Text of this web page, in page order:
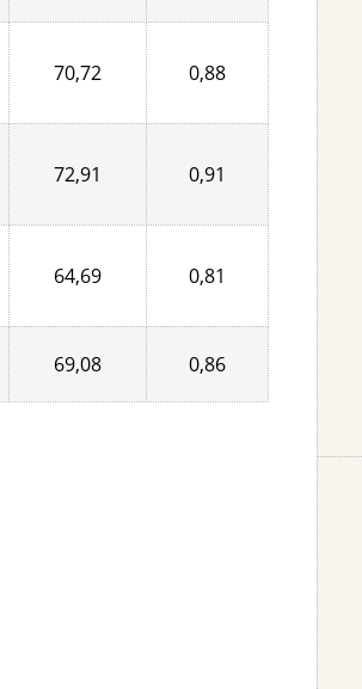
70,72 0,88
72,91 0,91
64,69 0,81
69,08 0,86